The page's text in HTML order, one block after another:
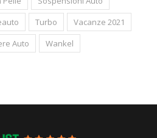
Turbo
Vacanze 2021
Auto Wankel